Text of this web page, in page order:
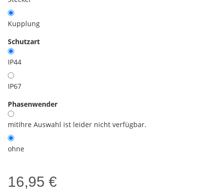
Kupplung
Schutzart
IP44
IP67
Phasenwender
mitIhre Auswahl ist leider nicht verfügbar.
ohne
16,95 €